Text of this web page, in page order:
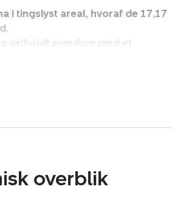
i tingslyst areal, hvoraf de 17,17
velholdt ejendom med et
mm. og en hal med kornlager.
ejendomsmaeglere/
overblik